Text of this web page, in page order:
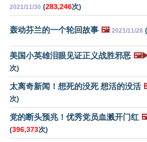
2021/11/30 (283,246次)
轰动芬兰的一个轮回故事 🖼️ 2021/11/28 (
美国小英雄泪眼见证正义战胜邪恶
次)
太离奇新闻！想死的没死 想活的没活
次)
党的断头预兆！优秀党员血溅开门红
(396,373次)